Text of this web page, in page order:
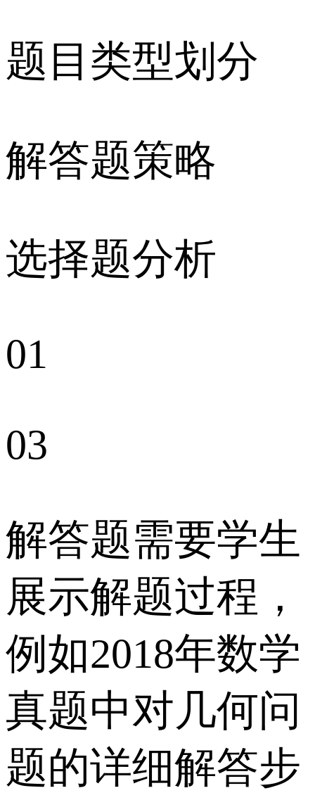
题目类型划分
解答题策略
选择题分析
01
03
解答题需要学生
展示解题过程，
例如2018年数学
真题中对几何问
题的详细解答步